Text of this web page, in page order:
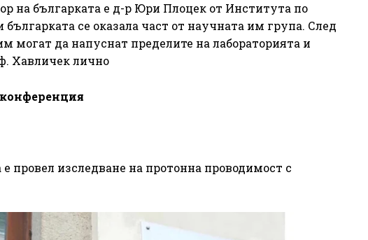
на българката е д-р Юри Плоцек от Института по
се оказала част от научната им група. След
могат да напуснат пределите на лабораторията и
Хавличек лично
провел изследване на протонна проводимост с